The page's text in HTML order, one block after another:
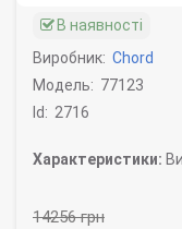
В наявності
Виробник: Chord
Модель: 77123
Id: 2716
Характеристики:
14256 грн